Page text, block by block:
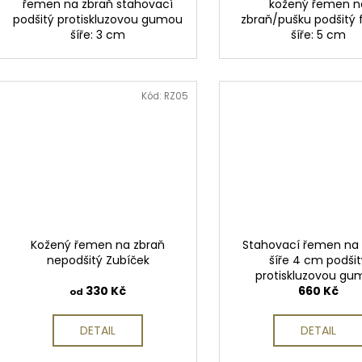
řemen na zbraň stahovací
podšitý protiskluzovou gumou
šíře: 3 cm
kožený řemen
zbraň/pušku podšitý
šíře: 5 cm
Kožený řemen na zbraň
nepodšitý Zubíček
od 330 Kč
DETAIL
Kód: RZ05
Stahovací řemen na
šíře 4 cm
protiskluzovou
Zubíček
660 Kč
DETAIL